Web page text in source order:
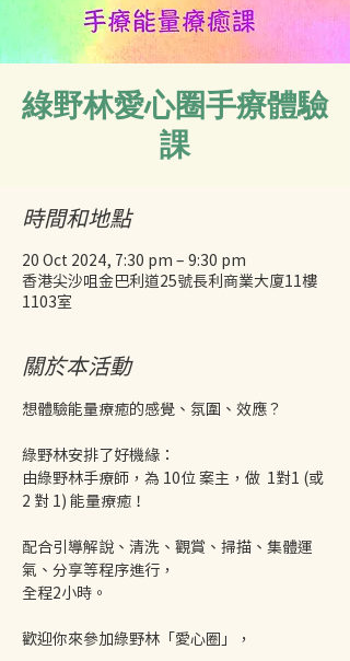
綠野林愛心圈手療體驗
課
時間和地點
20 Oct 2024, 7:30 pm – 9:30 pm
香港尖沙咀金巴利道25號長利商業大廈11樓
1103室
關於本活動
想體驗能量療癒的感覺、氛圍、效應？
綠野林安排了好機緣：
由綠野林手療師，為 10位 案主，做  1對1 (或
2 對 1) 能量療癒！
配合引導解說、清洗、觀賞、掃描、集體運
氣、分享等程序進行，
全程2小時。
歡迎你來參加綠野林「愛心圈」，